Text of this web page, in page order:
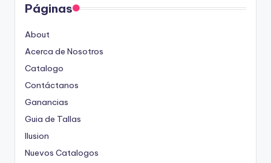
Páginas
About
Acerca de Nosotros
Catalogo
Contáctanos
Ganancias
Guia de Tallas
Ilusion
Nuevos Catalogos